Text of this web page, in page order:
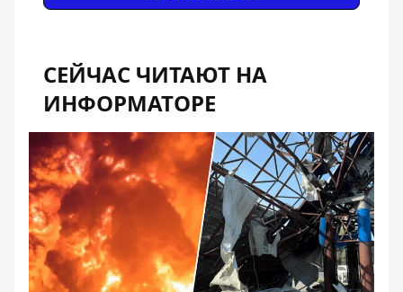
СЕЙЧАС ЧИТАЮТ НА
ИНФОРМАТОРЕ